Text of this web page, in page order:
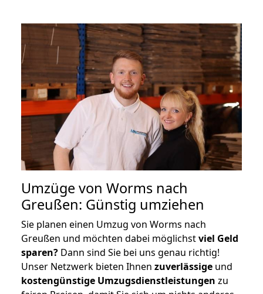
Umzüge von Worms nach
Greußen: Günstig umziehen
Sie planen einen Umzug von Worms nach
Greußen und möchten dabei möglichstviel Geld
sparen? Dann sind Sie bei uns genau richtig!
Unser Netzwerk bieten Ihnen zuverlässige und
kostengünstige Umzugsdienstleistungen zu